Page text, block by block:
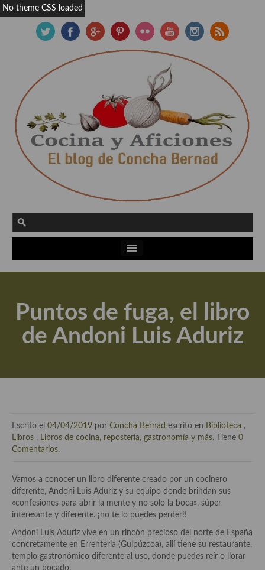
Actualidad y recomendaciones
Apuntes, estudios sobre temas interesantes e importantes
Aceite de Oliva Virgen Extra (AOVE)
El mundo del vino y las bebidas
En la mesa: menaje, vajilla, técnicas de emplatado, decoración
Especias, hierbas, condimentos, espesantes y aditivos
Historia de la gastronomía, platos celebres, cocineros, críticos,
historias culinarias y otras cosas
Origen y evolución de la comida
Puntos de fuga, el libro
de Andoni Luis Aduriz
Escrito el 04/04/2019 por Concha Bernad escrito en Biblioteca ,
Libros , Libros de cocina, repostería, gastronomía y más. Tiene 0
Comentarios.
Vamos a conocer un libro diferente creado por un cocinero
diferente, Andoni Luis Aduriz y su equipo donde brindan sus
«confesiones para abrir la mente y no solo la boca», súper
interesante y diferente. ¡no te lo puedes perder!!
Andoni Luis Aduriz vive en un rincón precioso del norte de España
concretamente en Errenteria (Guipúzcoa), allí tiene su restaurante,
templo gastronómico diferente al uso, donde puedes reír o llorar
ante un bocado.
No theme CSS loaded